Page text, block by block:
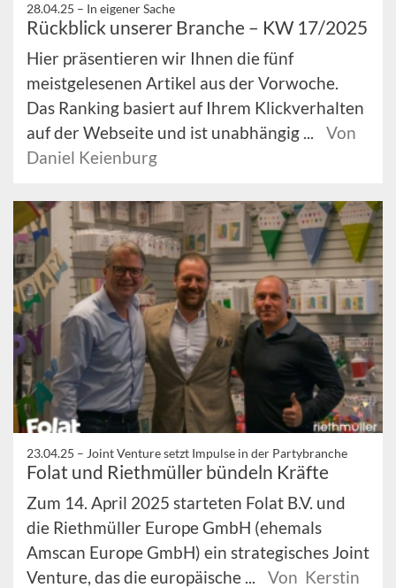
28.04.25 – In eigener Sache
Rückblick unserer Branche – KW 17/2025
Hier präsentieren wir Ihnen die fünf
meistgelesenen Artikel aus der Vorwoche.
Das Ranking basiert auf Ihrem Klickverhalten
auf der Webseite und ist unabhängig ...
Von
Daniel Keienburg
23.04.25 – Joint Venture setzt Impulse in der Partybranche
Folat und Riethmüller bündeln Kräfte
Zum 14. April 2025 starteten Folat B.V. und
die Riethmüller Europe GmbH (ehemals
Amscan Europe GmbH) ein strategisches Joint
Venture, das die europäische ...
Von Kerstin